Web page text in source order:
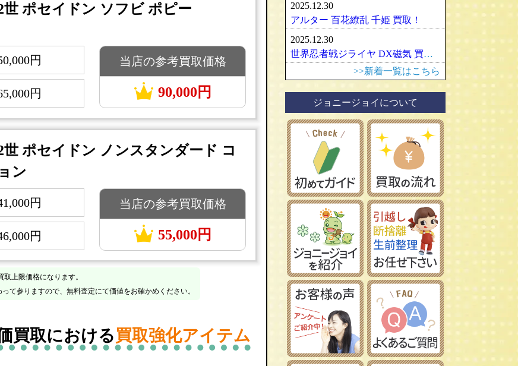
世 ポセイドン ソフビ ポピー
円
円
当店の参考買取価格
90,000円
世 ポセイドン ノンスタンダード コ
ン
円
円
当店の参考買取価格
55,000円
上限価格になります。
て参りますので、無料査定にて価値をお確かめください。
買取における買取強化アイテム
やまと/YAMATO
ダイキ工業/DAIKI
セキグチ
ペットワークス/PetWORKs
やまと/YAMATO
ママチャップトイ
オビツドール/OBITSU
アメリカ車
イタリア車
フランス車
船・ボート
建築物
デコトラ
ミニ四駆
タミヤ/田宮模型
ハセガワ/長谷川製作所
フジミ模型/FUJIMI
アオシマ/青島文化教材社
イマイ/IMAI /今井科学
コトブキヤ/壽屋
イタレリ/ITALERI
レベル/Revell
Bトレインショーティー
モデモ/MODEMO
エンドウ/TER
ピノチオ模型
鉄道模型社
レーマン/LGB
Ｎゲージ
ＨＯゲージ
Ｚゲージ
車両パーツ
ストラクチャー
Ｇゲージ
Ｏゲージ
2025.12.30
アルター 百花繚乱 千姫 買取！
2025.12.30
世界忍者戦ジライヤ DX磁気 買取！
>>新着一覧はこちら
ジョニージョイについて